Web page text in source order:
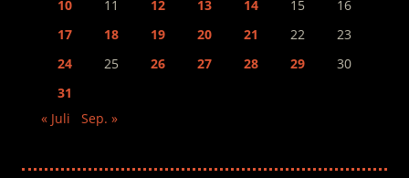
10
11 12 13 14 15
16
17
18 19 20 21 22
23
24
25 26 27 28 29
30
31
« Juli
Sep. »